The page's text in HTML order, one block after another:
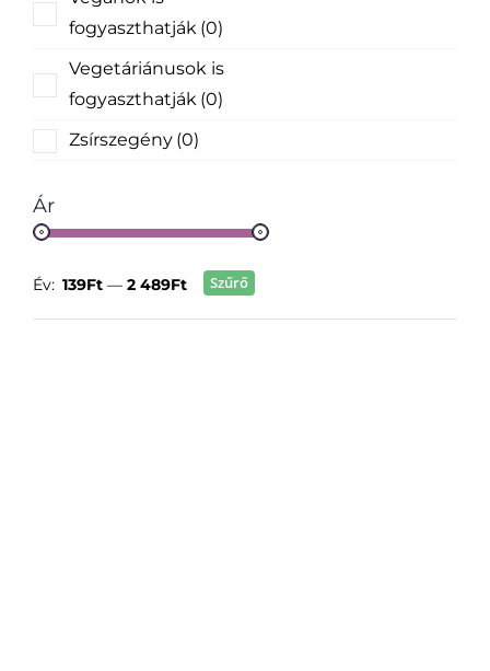
fogyaszthatják (0)
Vegetáriánusok is
fogyaszthatják (0)
Zsírszegény (0)
Ár
Szűrő
Év: 139Ft — 2 489Ft